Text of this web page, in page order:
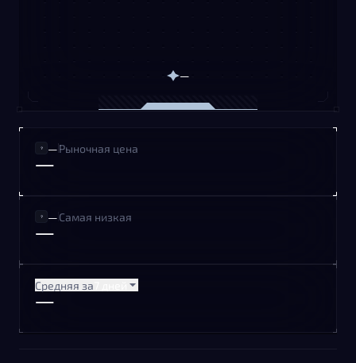
—
—Рыночная цена
—
—Самая низкая
—
Средняя за
—